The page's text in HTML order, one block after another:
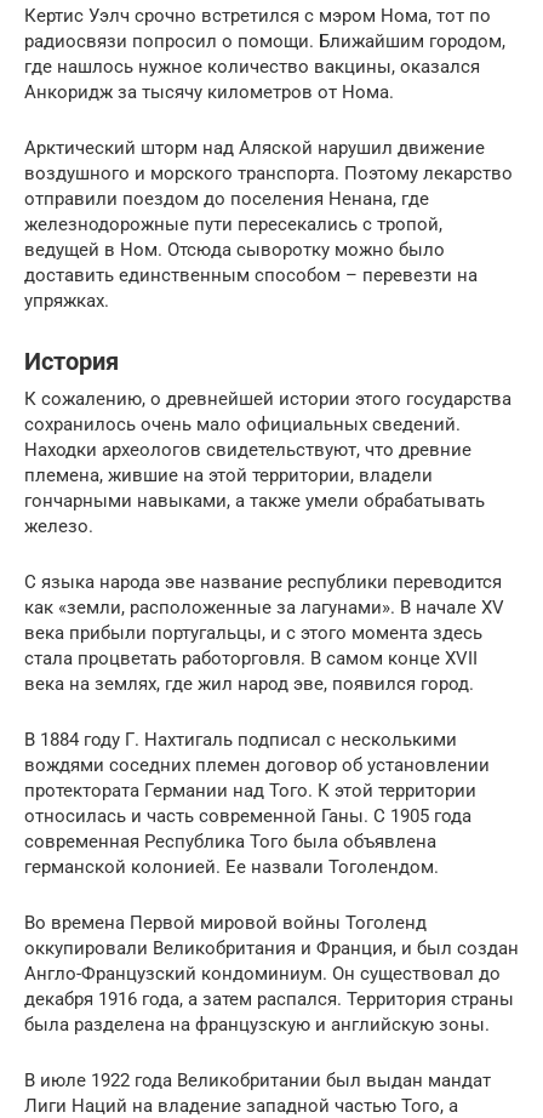
Кертис Уэлч срочно встретился с мэром Нома, тот по
радиосвязи попросил о помощи. Ближайшим городом,
где нашлось нужное количество вакцины, оказался
Анкоридж за тысячу километров от Нома.
Арктический шторм над Аляской нарушил движение
воздушного и морского транспорта. Поэтому лекарство
отправили поездом до поселения Ненана, где
железнодорожные пути пересекались с тропой,
ведущей в Ном. Отсюда сыворотку можно было
доставить единственным способом – перевезти на
упряжках.
История
К сожалению, о древнейшей истории этого государства
сохранилось очень мало официальных сведений.
Находки археологов свидетельствуют, что древние
племена, жившие на этой территории, владели
гончарными навыками, а также умели обрабатывать
железо.
С языка народа эве название республики переводится
как «земли, расположенные за лагунами». В начале XV
века прибыли португальцы, и с этого момента здесь
стала процветать работорговля. В самом конце XVII
века на землях, где жил народ эве, появился город.
В 1884 году Г. Нахтигаль подписал с несколькими
вождями соседних племен договор об установлении
протектората Германии над Того. К этой территории
относилась и часть современной Ганы. С 1905 года
современная Республика Того была объявлена
германской колонией. Ее назвали Тоголендом.
Во времена Первой мировой войны Тоголенд
оккупировали Великобритания и Франция, и был создан
Англо-Французский кондоминиум. Он существовал до
декабря 1916 года, а затем распался. Территория страны
была разделена на французскую и английскую зоны.
В июле 1922 года Великобритании был выдан мандат
Лиги Наций на владение западной частью Того, а